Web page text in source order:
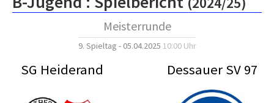
Meisterrunde
9. Spieltag - 05.04.2025 10:00 Uhr
SG Heiderand Dessauer SV 97